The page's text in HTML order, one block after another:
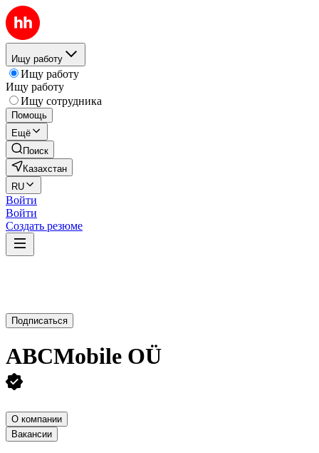
Ищу работу
Ищу работу
Ищу работу
Ищу сотрудника
Помощь
Ещё
Поиск
Казахстан
RU
Войти
Войти
Создать резюме
Подписаться
ABCMobile OÜ
О компании
Вакансии